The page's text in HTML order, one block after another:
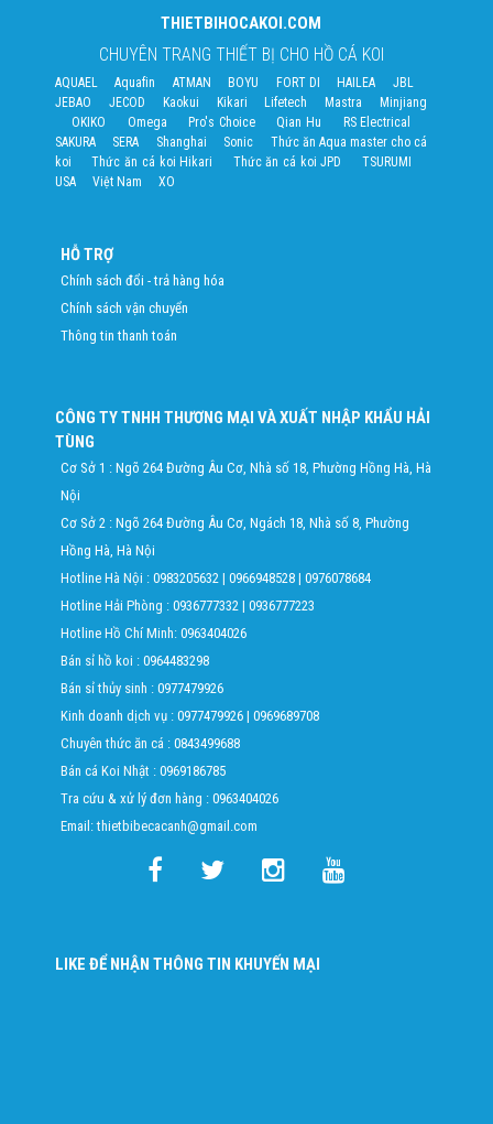
THIETBIHOCAKOI.COM
CHUYÊN TRANG THIẾT BỊ CHO HỒ CÁ KOI
AQUAEL Aquafin ATMAN BOYU FORT DI HAILEA
JBL
JEBAO
JECOD Kaokui Kikari Lifetech Mastra
Minjiang
OKIKO
Omega Pro's Choice Qian Hu
RS Electrical
SAKURA
SERA Shanghai Sonic
Thức ăn Aqua master cho cá
koi
Thức ăn cá koi Hikari Thức ăn cá koi JPD
TSURUMI
USA
Việt Nam XO
HỖ TRỢ
Chính sách đổi - trả hàng hóa
Chính sách vận chuyển
Thông tin thanh toán
CÔNG TY TNHH THƯƠNG MẠI VÀ XUẤT NHẬP KHẨU HẢI
TÙNG
Cơ Sở 1 : Ngõ 264 Đường Âu Cơ, Nhà số 18, Phường Hồng Hà, Hà
Nội
Cơ Sở 2 : Ngõ 264 Đường Âu Cơ, Ngách 18, Nhà số 8, Phường
Hồng Hà, Hà Nội
Hotline Hà Nội : 0983205632 | 0966948528 | 0976078684
Hotline Hải Phòng : 0936777332 | 0936777223
Hotline Hồ Chí Minh: 0963404026
Bán sỉ hồ koi : 0964483298
Bán sỉ thủy sinh : 0977479926
Kinh doanh dịch vụ : 0977479926 | 0969689708
Chuyên thức ăn cá : 0843499688
Bán cá Koi Nhật : 0969186785
Tra cứu & xử lý đơn hàng : 0963404026
Email: thietbibecacanh@gmail.com
LIKE ĐỂ NHẬN THÔNG TIN KHUYẾN MẠI